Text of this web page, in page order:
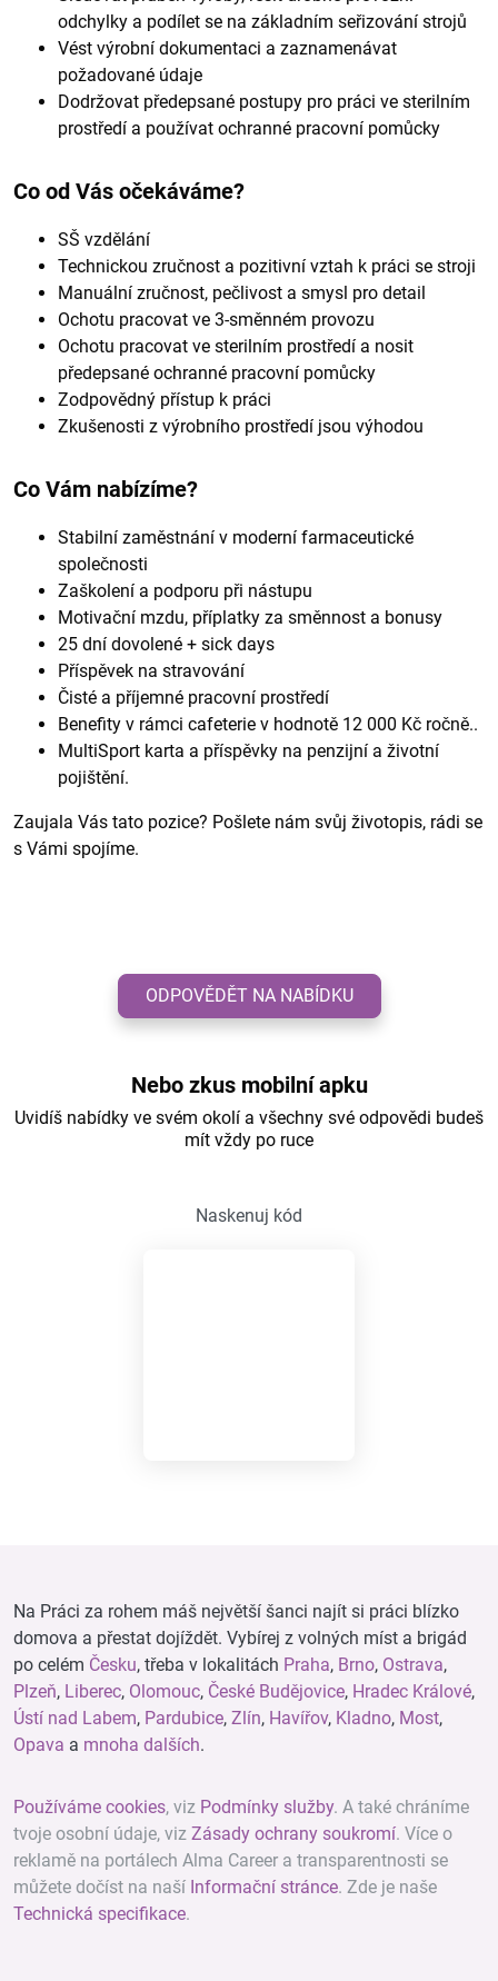
odchylky a podílet se na základním seřizování strojů
Vést výrobní dokumentaci a zaznamenávat
požadované údaje
Dodržovat předepsané postupy pro práci ve sterilním
prostředí a používat ochranné pracovní pomůcky
Co od Vás očekáváme?
SŠ vzdělání
Technickou zručnost a pozitivní vztah k práci se stroji
Manuální zručnost, pečlivost a smysl pro detail
Ochotu pracovat ve 3-směnném provozu
Ochotu pracovat ve sterilním prostředí a nosit
předepsané ochranné pracovní pomůcky
Zodpovědný přístup k práci
Zkušenosti z výrobního prostředí jsou výhodou
Co Vám nabízíme?
Stabilní zaměstnání v moderní farmaceutické
společnosti
Zaškolení a podporu při nástupu
Motivační mzdu, příplatky za směnnost a bonusy
25 dní dovolené + sick days
Příspěvek na stravování
Čisté a příjemné pracovní prostředí
Benefity v rámci cafeterie v hodnotě 12 000 Kč ročně..
MultiSport karta a příspěvky na penzijní a životní
pojištění.
Zaujala Vás tato pozice? Pošlete nám svůj životopis, rádi se
s Vámi spojíme.
ODPOVĚDĚT NA NABÍDKU
Nebo zkus mobilní apku
Uvidíš nabídky ve svém okolí a všechny své odpovědi budeš
mít vždy po ruce
Naskenuj kód
Na Práci za rohem máš největší šanci najít si práci blízko
domova a přestat dojíždět. Vybírej z volných míst a brigád
po celém Česku, třeba v lokalitách Praha, Brno, Ostrava,
Plzeň, Liberec, Olomouc, České Budějovice, Hradec Králové,
Ústí nad Labem, Pardubice, Zlín, Havířov, Kladno, Most,
Opava a mnoha dalších.
Používáme cookies, viz Podmínky služby. A také chráníme
tvoje osobní údaje, viz Zásady ochrany soukromí. Více o
reklamě na portálech Alma Career a transparentnosti se
můžete dočíst na naší Informační stránce. Zde je naše
Technická specifikace.